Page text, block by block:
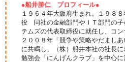
●船井勝仁 プロフィール●
１９６４年大阪府生まれ。１９８
役 同社の金融部門やＩＴ部門の子
テムズの代表取締役に就任し、コ
２００８年「競争や策略やだまし
に共鳴し、（株）船井本社の社長
勉強会「にんげんクラブ」を中心